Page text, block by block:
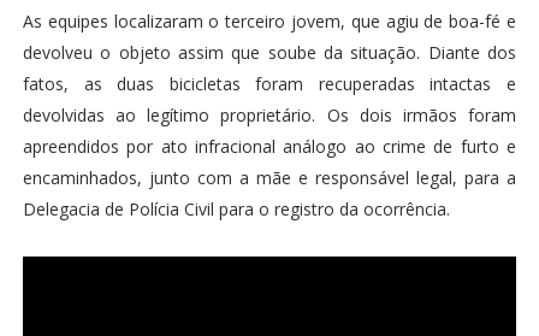
As equipes localizaram o terceiro jovem, que agiu de boa-fé e
devolveu o objeto assim que soube da situação. Diante dos
fatos, as duas bicicletas foram recuperadas intactas e
devolvidas ao legítimo proprietário. Os dois irmãos foram
apreendidos por ato infracional análogo ao crime de furto e
encaminhados, junto com a mãe e responsável legal, para a
Delegacia de Polícia Civil para o registro da ocorrência.